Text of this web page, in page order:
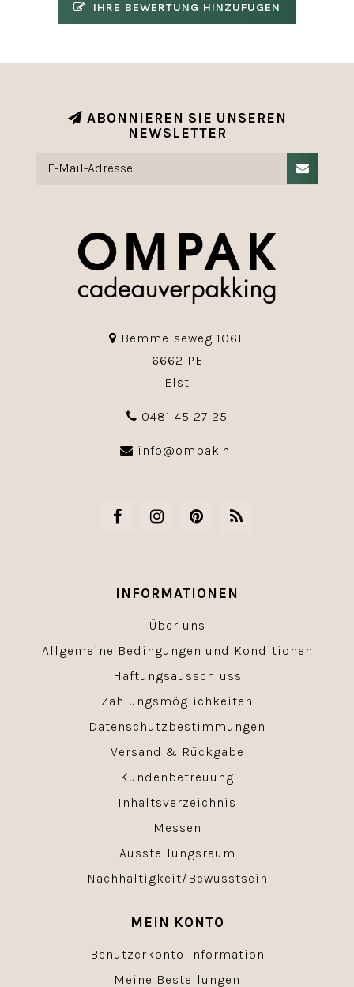
IHRE BEWERTUNG HINZUFÜGEN
ABONNIEREN SIE UNSEREN
NEWSLETTER
Bemmelseweg 106F
6662 PE
Elst
0481 45 27 25
info@ompak.nl
INFORMATIONEN
Über uns
Allgemeine Bedingungen und Konditionen
Haftungsausschluss
Zahlungsmöglichkeiten
Datenschutzbestimmungen
Versand & Rückgabe
Kundenbetreuung
Inhaltsverzeichnis
Messen
Ausstellungsraum
Nachhaltigkeit/Bewusstsein
MEIN KONTO
Benutzerkonto Information
Meine Bestellungen